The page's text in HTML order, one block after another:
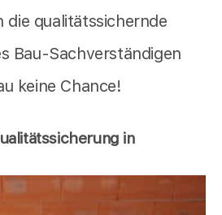
qualitätssichernde
Bau-Sachverständigen
keine Chance!
in